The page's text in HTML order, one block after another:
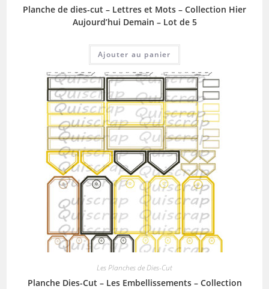
Planche de dies-cut – Lettres et Mots – Collection Hier
Aujourd’hui Demain – Lot de 5
Ajouter au panier
Les Planches de Dies-Cut
Planche Dies-Cut – Les Embellissements – Collection